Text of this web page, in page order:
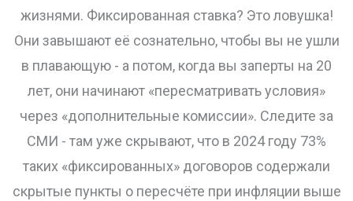
жизнями. Фиксированная ставка? Это ловушка!
Они завышают её сознательно, чтобы вы не ушли
в плавающую - а потом, когда вы заперты на 20
лет, они начинают «пересматривать условия»
через «дополнительные комиссии». Следите за
СМИ - там уже скрывают, что в 2024 году 73%
таких «фиксированных» договоров содержали
скрытые пункты о пересчёте при инфляции выше